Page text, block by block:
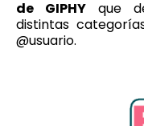
de GIPHY que
distintas
@usuario.